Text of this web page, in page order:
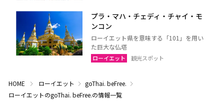
プラ・マハ・チェディ・チャイ・モ
ンコン
ローイエット県を意味する「101」を用い
た巨大な仏塔
ローイエット 観光スポット
HOME ローイエット
goThai. beFree.
ローイエットのgoThai. beFree.の情報一覧